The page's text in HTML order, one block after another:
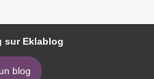
sur Eklablog
blog